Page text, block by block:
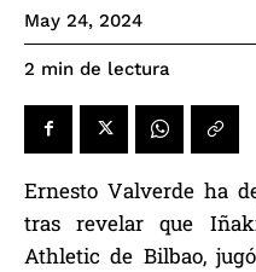
May 24, 2024
2 min de lectura
Ernesto Valverde ha
tras revelar que
Athletic de Bilbao,